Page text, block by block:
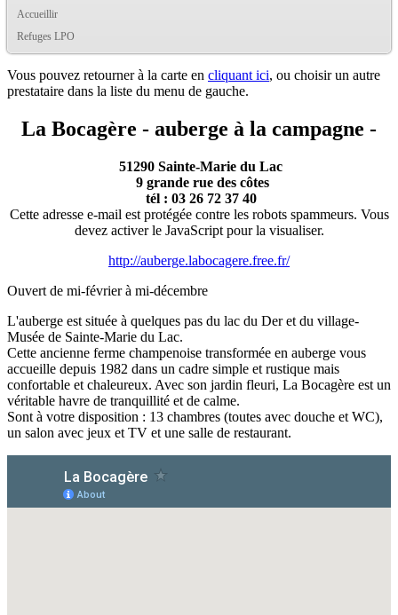
Accueillir
Refuges LPO
Vous pouvez retourner à la carte en cliquant ici, ou choisir un autre
prestataire dans la liste du menu de gauche.
La Bocagère - auberge à la campagne -
51290 Sainte-Marie du Lac
9 grande rue des côtes
tél : 03 26 72 37 40
Cette adresse e-mail est protégée contre les robots spammeurs. Vous
devez activer le JavaScript pour la visualiser.
http://auberge.labocagere.free.fr/
Ouvert de mi-février à mi-décembre
L'auberge est située à quelques pas du lac du Der et du village-
Musée de Sainte-Marie du Lac.
Cette ancienne ferme champenoise transformée en auberge vous
accueille depuis 1982 dans un cadre simple et rustique mais
confortable et chaleureux. Avec son jardin fleuri, La Bocagère est un
véritable havre de tranquillité et de calme.
Sont à votre disposition : 13 chambres (toutes avec douche et WC),
un salon avec jeux et TV et une salle de restaurant.